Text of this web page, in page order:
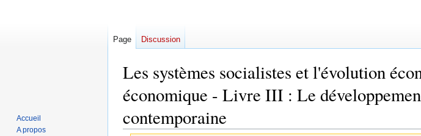
Les systèmes socialistes et l'évolution
économique - Livre III : Le
contemporaine
Page Discussion
Accueil
A propos